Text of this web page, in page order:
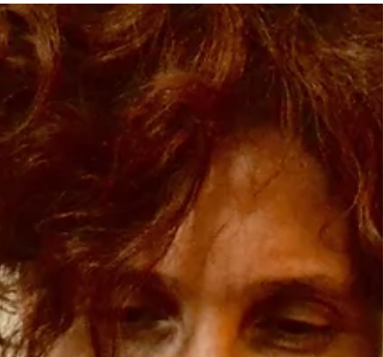
ARTISTA SEÑALADX:
Gabriel Baggio (Buenos
Aires)
Gabriel Baggio es artista visual, licenciado y
profesor de artes visuales. Nació en Buenos
Aires, en 1974, donde vive y trabaja.